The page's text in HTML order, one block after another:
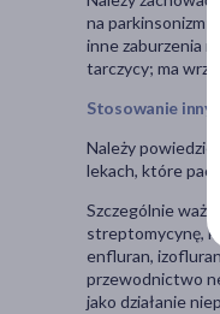
na parkinsonizm;
inne zaburzenia
tarczycy; ma
Stosowanie
Należy
lekach, które
Szczególnie
streptomycynę,
enfluran,
przewodnictwo
jako działanie